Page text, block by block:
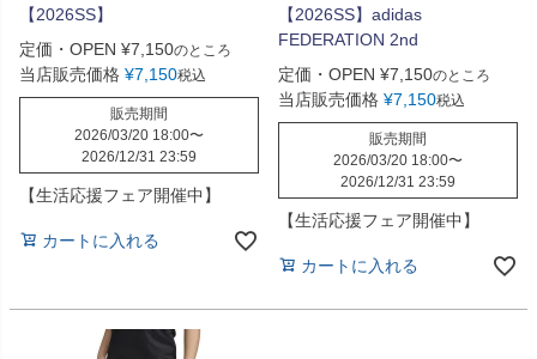
【2026SS】
定価・OPEN ¥7,150のところ
当店販売価格 ¥7,150税込
販売期間
2026/03/20 18:00〜
2026/12/31 23:59
【生活応援フェア開催中】
カートに入れる
【2026SS】adidas
FEDERATION 2nd
定価・OPEN ¥7,150のところ
当店販売価格 ¥7,150税込
販売期間
2026/03/20 18:00〜
2026/12/31 23:59
【生活応援フェア開催中】
カートに入れる